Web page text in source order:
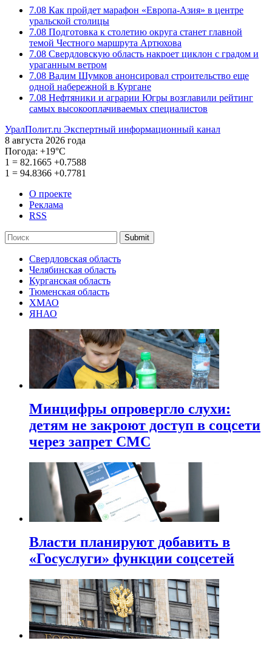
7.08 Как пройдет марафон «Европа-Азия» в центре
уральской столицы
7.08 Подготовка к столетию округа станет главной
темой Честного маршрута Артюхова
7.08 Свердловскую область накроет циклон с градом и
ураганным ветром
7.08 Вадим Шумков анонсировал строительство еще
одной набережной в Кургане
7.08 Нефтяники и аграрии Югры возглавили рейтинг
самых высокооплачиваемых специалистов
УралПолит.ru Экспертный информационный канал
8 августа 2026 года
Погода: +19°С
1 = 82.1665 +0.7588
1 = 94.8366 +0.7781
О проекте
Реклама
RSS
Submit
Свердловская область
Челябинская область
Курганская область
Тюменская область
ХМАО
ЯНАО
Минцифры опровергло слухи:
детям не закроют доступ в соцсети
через запрет СМС
Власти планируют добавить в
«Госуслуги» функции соцсетей